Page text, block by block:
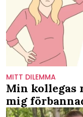
MITT DILEMMA
Min kollegas
mig